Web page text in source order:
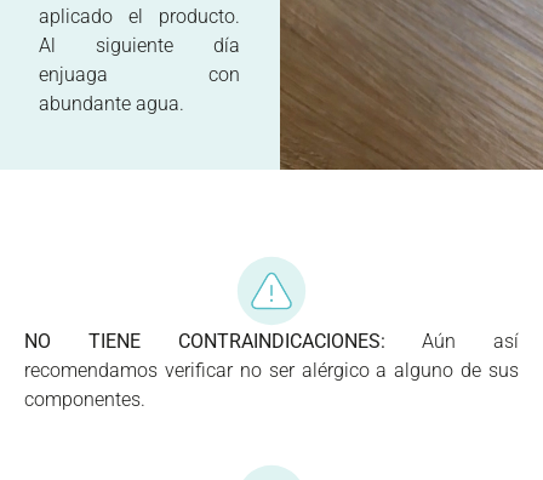
aplicado el producto.
Al siguiente día
enjuaga con
abundante agua.
NO TIENE CONTRAINDICACIONES: Aún así
recomendamos verificar no ser alérgico a alguno de sus
componentes.